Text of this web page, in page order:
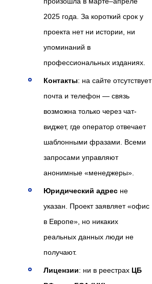
2025 года. За короткий срок у
проекта нет ни истории, ни
упоминаний в
профессиональных изданиях.
Контакты: на сайте отсутствует
почта и телефон — связь
возможна только через чат-
виджет, где оператор отвечает
шаблонными фразами. Всеми
запросами управляют
анонимные «менеджеры».
Юридический адрес не
указан. Проект заявляет «офис
в Европе», но никаких
реальных данных люди не
получают.
Лицензии: ни в реестрах ЦБ